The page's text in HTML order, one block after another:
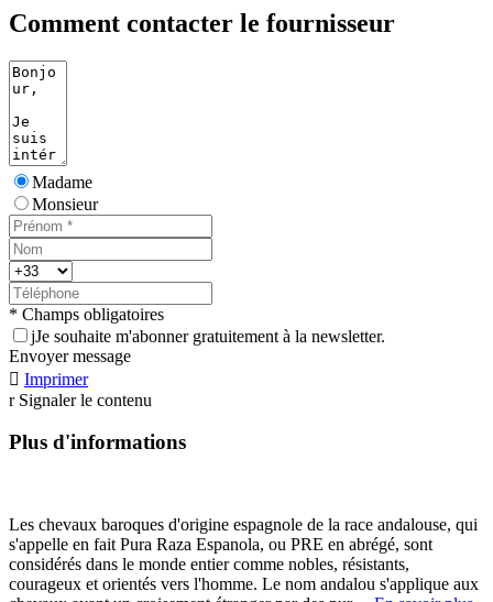
Comment contacter le fournisseur
Madame
Monsieur
* Champs obligatoires
jJe souhaite m'abonner gratuitement à la newsletter.
Envoyer message
 Imprimer
r Signaler le contenu
Plus d'informations
Les chevaux baroques d'origine espagnole de la race andalouse, qui
s'appelle en fait Pura Raza Espanola, ou PRE en abrégé, sont
considérés dans le monde entier comme nobles, résistants,
courageux et orientés vers l'homme. Le nom andalou s'applique aux